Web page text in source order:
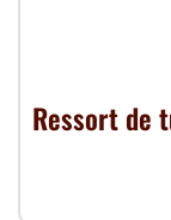
Ressort de